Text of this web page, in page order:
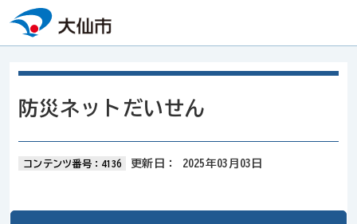
本文へスキップ
防災ネットだいせん
コンテンツ番号：4136 更新日： 2025年03月03日